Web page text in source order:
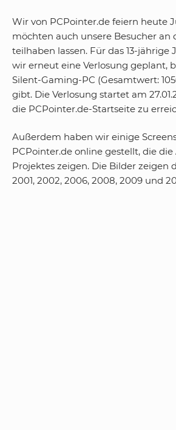
Wir von PCPointer.de feiern heute
möchten auch unsere Besucher an
teilhaben lassen. Für das 13-jährige
wir erneut eine Verlosung geplant,
Silent-Gaming-PC (Gesamtwert:
gibt. Die Verlosung startet am
die PCPointer.de-Startseite zu
Außerdem haben wir einige
PCPointer.de online gestellt, die die
Projektes zeigen. Die Bilder zeigen
2001, 2002, 2006, 2008, 2009 und